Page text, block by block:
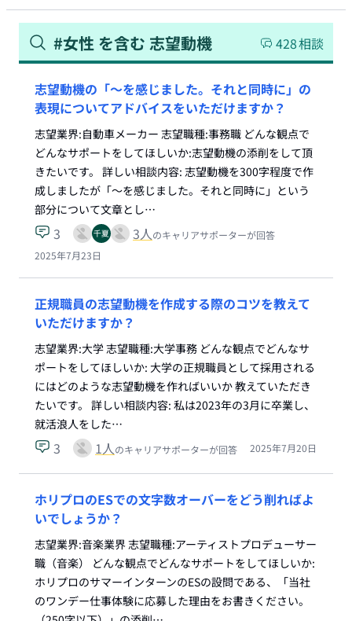
#女性 を含む 志望動機 428相談
志望動機の「〜を感じました。それと同時に」の
表現についてアドバイスをいただけますか？
志望業界:自動車メーカー 志望職種:事務職 どんな観点で
どんなサポートをしてほしいか:志望動機の添削をして頂
きたいです。 詳しい相談内容: 志望動機を300字程度で作
成しましたが「〜を感じました。それと同時に」という
部分について文章とし…
3 3人のキャリアサポーターが回答
2025年7月23日
正規職員の志望動機を作成する際のコツを教えて
いただけますか？
志望業界:大学 志望職種:大学事務 どんな観点でどんなサ
ポートをしてほしいか: 大学の正規職員として採用される
にはどのような志望動機を作ればいいか 教えていただき
たいです。 詳しい相談内容: 私は2023年の3月に卒業し、
就活浪人をした…
3 1人のキャリアサポーターが回答 2025年7月20日
ホリプロのESでの文字数オーバーをどう削ればよ
いでしょうか？
志望業界:音楽業界 志望職種:アーティストプロデューサー
職（音楽） どんな観点でどんなサポートをしてほしいか:
ホリプロのサマーインターンのESの設問である、「当社
のワンデー仕事体験に応募した理由をお書きください。